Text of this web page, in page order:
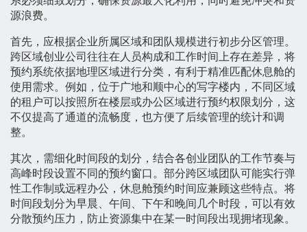
源浪费。
首先，应根据企业所属区域和团队规模进行初步分区管理。
跨区域创业公司往往在人员构成和工作时间上存在差异，将
预约系统依据地理区域进行分类，有利于精准匹配休息舱的
使用需求。例如，位于广地和顺中心的写字楼内，不同区域
的租户可以按照所在楼层或办公区域进行预约权限划分，这
不仅提高了通道的流畅度，也方便了后续管理的统计和调
整。
其次，需细化时间段的划分，结合各创业团队的工作节奏与
高峰时段设置不同的预约窗口。部分跨区域团队可能实行弹
性工作制或远程办公，休息舱预约时间应兼顾这些特点。将
时间段划分为早晨、午间、下午和晚间几个时段，可以有效
分散预约压力，防止资源集中在某一时间段出现拥堵现象。